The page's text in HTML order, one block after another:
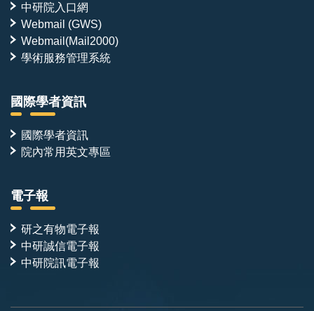
中研院入口網
Webmail (GWS)
Webmail(Mail2000)
學術服務管理系統
國際學者資訊
國際學者資訊
院內常用英文專區
電子報
研之有物電子報
中研誠信電子報
中研院訊電子報